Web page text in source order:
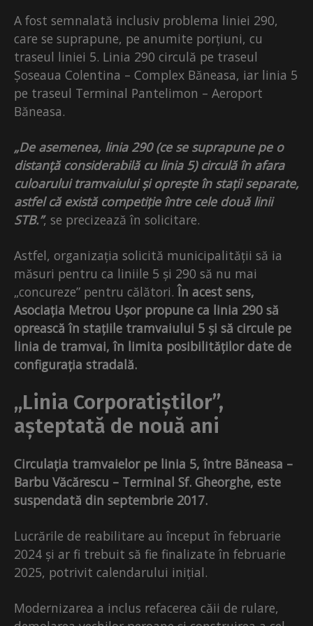
A fost semnalată inclusiv problema liniei 290,
care se suprapune, pe anumite porțiuni, cu
traseul liniei 5. Linia 290 circulă pe traseul
Șoseaua Colentina – Complex Băneasa, iar linia 5
pe traseul Terminal Pantelimon – Aeroport
Băneasa.
„De asemenea, linia 290 (ce se suprapune pe o
distanță considerabilă cu linia 5) circulă în afara
culoarului tramvaiului și oprește în stații separate,
astfel că există competiție între cele două linii
STB.”, se precizează în solicitare.
Astfel, organizația solicită municipalității să ia
măsuri pentru ca liniile 5 și 290 să nu mai
„concureze” pentru călători.În acest sens,
Asociația Metrou Ușor propune ca linia 290 să
oprească în stațiile tramvaiului 5 și să circule pe
linia de tramvai, în limita posibilităților date de
configurația stradală.
„Linia Corporatiștilor”,
așteptată de nouă ani
Circulația tramvaielor pe linia 5, între Băneasa –
Barbu Văcărescu – Terminal Sf. Gheorghe, este
suspendată din septembrie 2017.
Lucrările de reabilitare au început în februarie
2024 și ar fi trebuit să fie finalizate în februarie
2025, potrivit calendarului inițial.
Modernizarea a inclus refacerea căii de rulare,